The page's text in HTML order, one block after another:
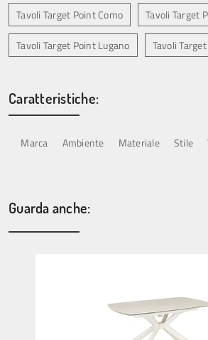
Tavoli Target Point Como Tavoli Target
Tavoli Target Point Lugano Tavoli
Caratteristiche:
Marca Ambiente Materiale Stile
Guarda anche: